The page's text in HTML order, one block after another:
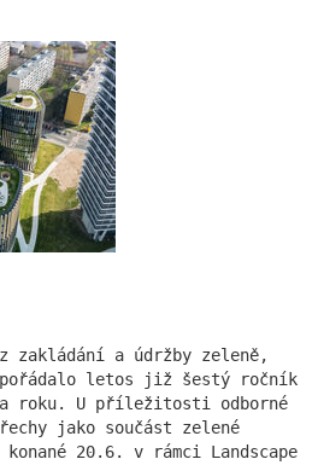
zakládání a údržby zeleně,
letos již šestý ročník
roku. U příležitosti odborné
jako součást zelené
20.6. v rámci Landscape